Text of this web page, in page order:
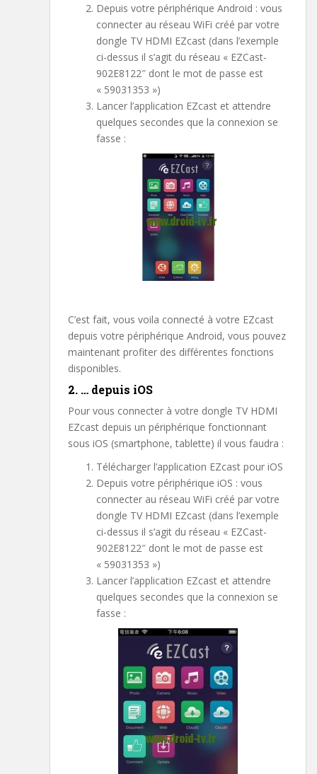
Depuis votre périphérique Android : vous
connecter au réseau WiFi créé par votre
dongle TV HDMI EZcast (dans l’exemple
ci-dessus il s’agit du réseau « EZCast-
902E8122″ dont le mot de passe est
« 59031353 »)
Lancer l’application EZcast et attendre
quelques secondes que la connexion se
fasse :
C’est fait, vous voila connecté à votre EZcast
depuis votre périphérique Android, vous pouvez
maintenant profiter des différentes fonctions
disponibles.
2. … depuis iOS
Pour vous connecter à votre dongle TV HDMI
EZcast depuis un périphérique fonctionnant
sous iOS (smartphone, tablette) il vous faudra :
Télécharger l’application EZcast pour iOS
Depuis votre périphérique iOS : vous
connecter au réseau WiFi créé par votre
dongle TV HDMI EZcast (dans l’exemple
ci-dessus il s’agit du réseau « EZCast-
902E8122″ dont le mot de passe est
« 59031353 »)
Lancer l’application EZcast et attendre
quelques secondes que la connexion se
fasse :